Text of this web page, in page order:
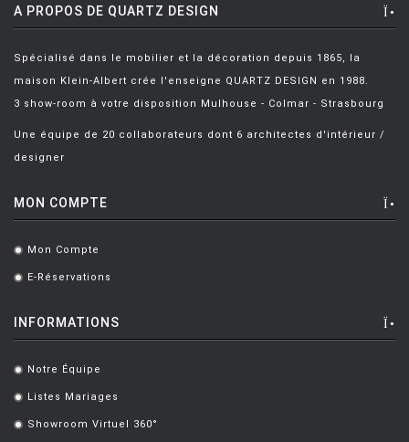
JIELDÉ
KARTELL
KETTAL
KNOLL
LEXON
LIGNE ROSET
LOUIS POULSEN
LUCE PLAN
A PROPOS DE QUARTZ DESIGN
Spécialisé dans le mobilier et la décoration depuis 1865, la
maison Klein-Albert crée l'enseigne QUARTZ DESIGN en 1988.
3 show-room à votre disposition Mulhouse - Colmar - Strasbourg
Une équipe de 20 collaborateurs dont 6 architectes d'intérieur /
designer
MON COMPTE
. Mon Compte
. E-Réservations
INFORMATIONS
. Notre Équipe
. Listes Mariages
. Showroom Virtuel 360°